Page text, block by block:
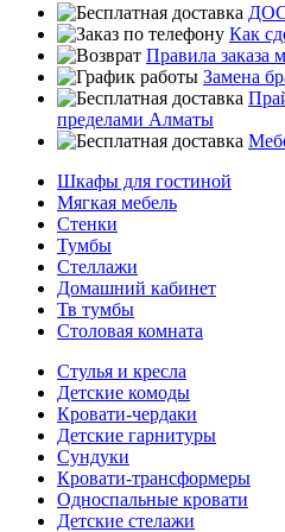
Как
Правила заказа
Замена
пределами Алматы
Шкафы для гостиной
Мягкая мебель
Стенки
Тумбы
Стеллажи
Домашний кабинет
Тв тумбы
Столовая комната
Стулья и кресла
Детские комоды
Кровати-чердаки
Детские гарнитуры
Сундуки
Кровати-трансформеры
Односпальные кровати
Детские стелажи